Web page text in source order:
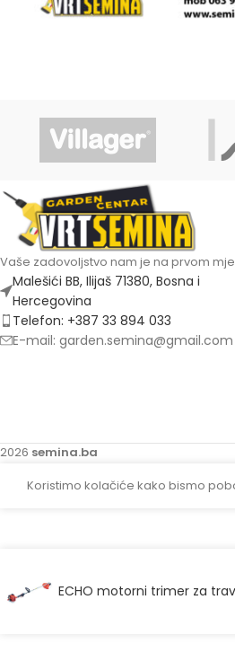
Vaše zadovoljstvo nam je na prvom
Malešići BB, Ilijaš 71380, Bosna i
Hercegovina
Telefon: +387 33 894 033
E-mail: garden.semina@gmail.com
2026 semina.ba
Koristimo kolačiće kako bismo
ECHO motorni trimer za